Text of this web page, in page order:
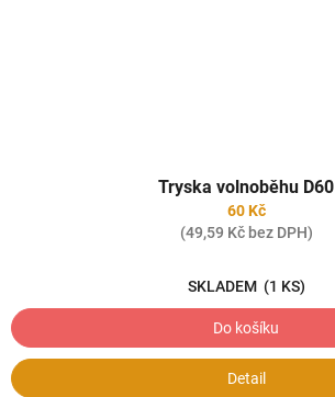
Tryska volnoběhu D60
60 Kč
(49,59 Kč bez DPH)
SKLADEM (1 KS)
Do košíku
Detail